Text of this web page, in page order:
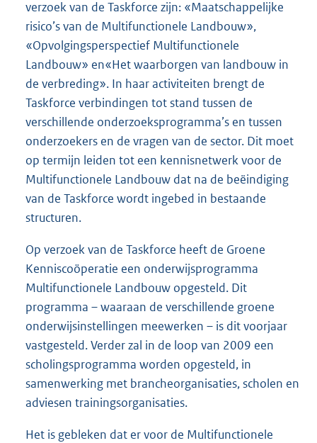
verzoek van de Taskforce zijn: «Maatschappelijke
risico’s van de Multifunctionele Landbouw»,
«Opvolgingsperspectief Multifunctionele
Landbouw» en«Het waarborgen van landbouw in
de verbreding». In haar activiteiten brengt de
Taskforce verbindingen tot stand tussen de
verschillende onderzoeksprogramma’s en tussen
onderzoekers en de vragen van de sector. Dit moet
op termijn leiden tot een kennisnetwerk voor de
Multifunctionele Landbouw dat na de beëindiging
van de Taskforce wordt ingebed in bestaande
structuren.
Op verzoek van de Taskforce heeft de Groene
Kenniscoöperatie een onderwijsprogramma
Multifunctionele Landbouw opgesteld. Dit
programma – waaraan de verschillende groene
onderwijsinstellingen meewerken – is dit voorjaar
vastgesteld. Verder zal in de loop van 2009 een
scholingsprogramma worden opgesteld, in
samenwerking met brancheorganisaties, scholen en
adviesen trainingsorganisaties.
Het is gebleken dat er voor de Multifunctionele